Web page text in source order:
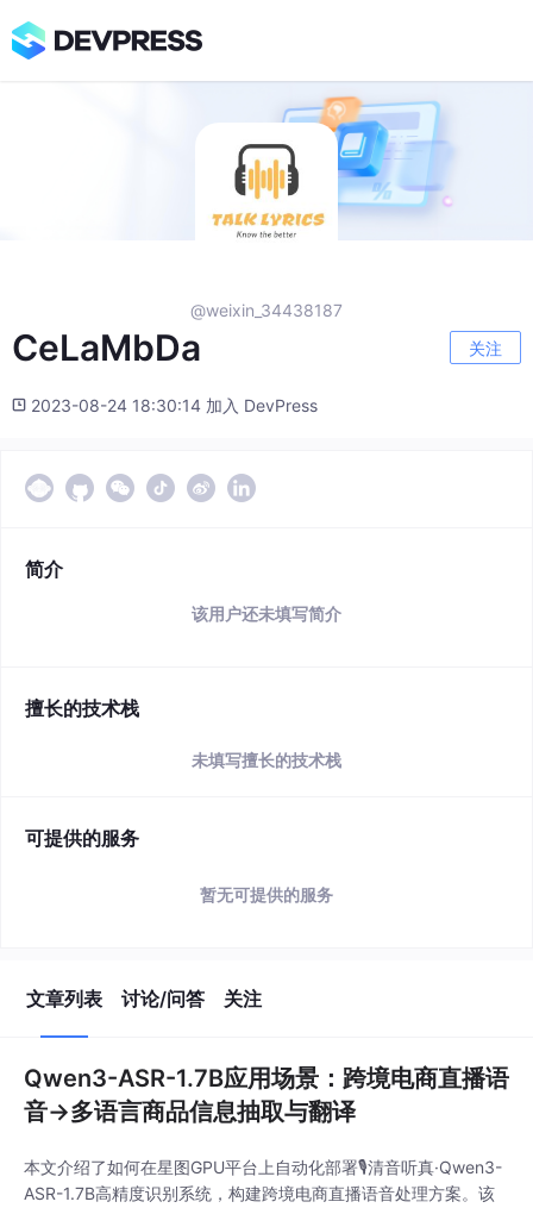
@weixin_34438187
CeLaMbDa 关注
2023-08-24 18:30:14 加入 DevPress
简介
该用户还未填写简介
擅长的技术栈
未填写擅长的技术栈
可提供的服务
暂无可提供的服务
文章列表 讨论/问答 关注
Qwen3-ASR-1.7B应用场景：跨境电商直播语
音→多语言商品信息抽取与翻译
本文介绍了如何在星图GPU平台上自动化部署🎙️清音听真·Qwen3-
ASR-1.7B高精度识别系统，构建跨境电商直播语音处理方案。该